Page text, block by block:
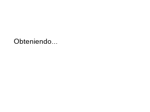
Obteniendo...